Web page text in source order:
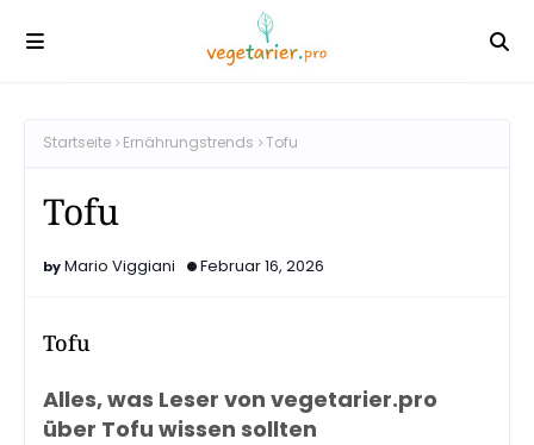
Startseite Ernährungstrends Tofu
Tofu
Mario Viggiani Februar 16, 2026
Tofu
Alles, was Leser von vegetarier.pro
über Tofu wissen sollten